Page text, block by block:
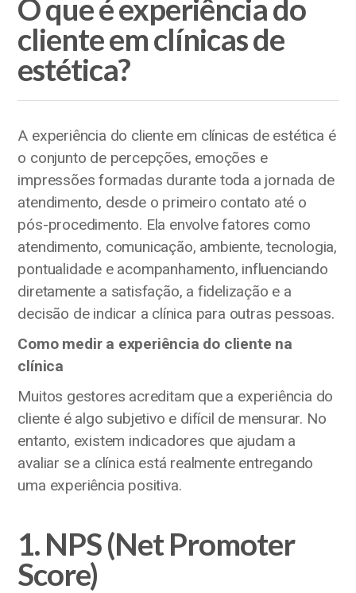
O que é experiência do
cliente em clínicas de
estética?
A experiência do cliente em clínicas de estética é
o conjunto de percepções, emoções e
impressões formadas durante toda a jornada de
atendimento, desde o primeiro contato até o
pós-procedimento. Ela envolve fatores como
atendimento, comunicação, ambiente, tecnologia,
pontualidade e acompanhamento, influenciando
diretamente a satisfação, a fidelização e a
decisão de indicar a clínica para outras pessoas.
Como medir a experiência do cliente na
clínica
Muitos gestores acreditam que a experiência do
cliente é algo subjetivo e difícil de mensurar. No
entanto, existem indicadores que ajudam a
avaliar se a clínica está realmente entregando
uma experiência positiva.
1. NPS (Net Promoter
Score)